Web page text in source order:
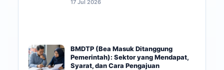
17 Jul 2026
BMDTP (Bea Masuk Ditanggung
Pemerintah): Sektor yang Mendapat,
Syarat, dan Cara Pengajuan